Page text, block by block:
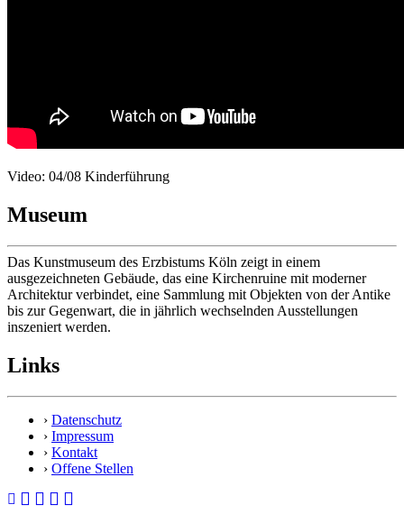
Video: 04/08 Kinderführung
Museum
Das Kunstmuseum des Erzbistums Köln zeigt in einem
ausgezeichneten Gebäude, das eine Kirchenruine mit moderner
Architektur verbindet, eine Sammlung mit Objekten von der Antike
bis zur Gegenwart, die in jährlich wechselnden Ausstellungen
inszeniert werden.
Links
› Datenschutz
› Impressum
› Kontakt
› Offene Stellen